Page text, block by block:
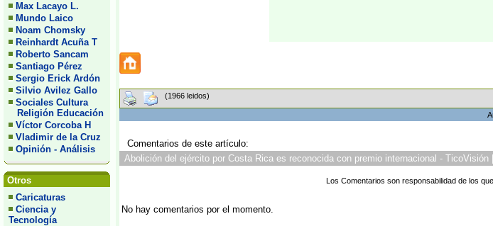
Max Lacayo L.
Mundo Laico
Noam Chomsky
Reinhardt Acuña T
Roberto Sancam
Santiago Pérez
Sergio Erick Ardón
Silvio Avilez Gallo
Sociales Cultura
Religión Educación
Víctor Corcoba H
Vladimir de la Cruz
Opinión - Análisis
Otros
Caricaturas
Ciencia y
Tecnología
(1966 leidos)
Comentarios de este artículo:
Abolición del ejército por Costa Rica es reconocida con premio internacional - TicoVisión
Los Comentarios son responsabilidad de los
No hay comentarios por el momento.